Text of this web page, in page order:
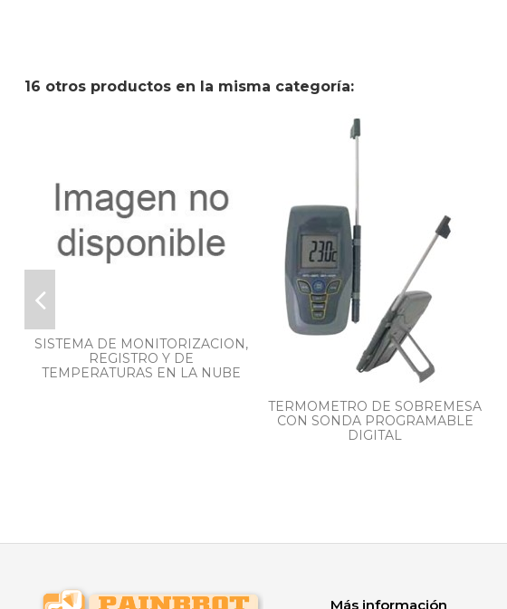
16 otros productos en la misma categoría:
SISTEMA DE MONITORIZACION,
REGISTRO Y DE
TEMPERATURAS EN LA NUBE
TERMOMETRO DE SOBREMESA
CON SONDA PROGRAMABLE
DIGITAL
Más información